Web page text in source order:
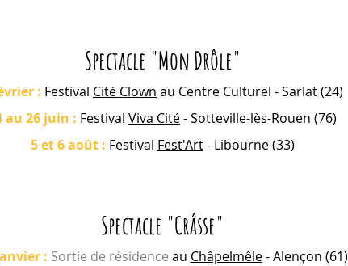
Spectacle "Mon Drôle"
: Festival Cité Clown au Centre Culturel - Sarlat (24)
au 26 juin : Festival Viva Cité- Sotteville-lès-Rouen (76)
5 et 6 août : Festival Fest'Art - Libourne (33)
Spectacle "Crâsse"
: Sortie de résidence au Châpelmêle- Alençon (61)